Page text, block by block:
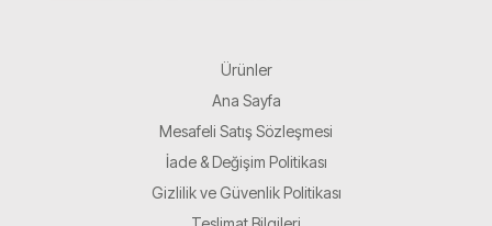
Ürünler
Ana Sayfa
Mesafeli Satış Sözleşmesi
İade & Değişim Politikası
Gizlilik ve Güvenlik Politikası